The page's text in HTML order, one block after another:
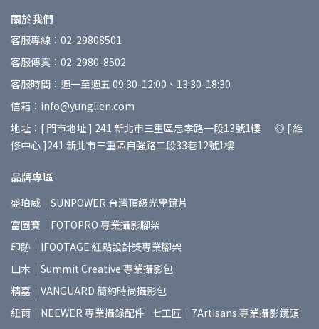
關於我們
客服專線：02-29808501
客服傳真：02-2980-8502
客服時間：週一至週五 09:30-12:00、13:30-18:30
信箱：info@yunglien.com
地址：[ 門市地址 ] 241 新北市三重區忠孝路一段13號1樓 ◎ [ 維
修中心 ]241 新北市三重區自強路二段33巷12號1樓
品牌專區
盛珀威｜SUNPOWER 台灣頂級光學鏡片
富圖寶｜FOTOPRO 專業攝影腳架
印跡｜IFOOTAGE 紅點設計獎專業腳架
山木｜Summit Creative 專業攝影包
精嘉｜VANGUARD 簡約時尚攝影包
紐爾｜NEEWER 專業攝錄配件 七工匠｜7Artisans 專業攝影鏡頭